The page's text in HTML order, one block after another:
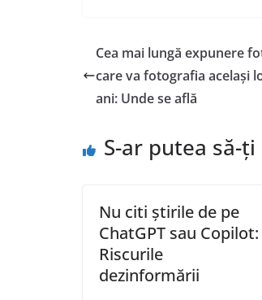
Cea mai lungă expunere
care va fotografia același
ani: Unde se află
S-ar putea să-ți
Nu citi știrile de pe
ChatGPT sau Copilot:
Riscurile
dezinformării